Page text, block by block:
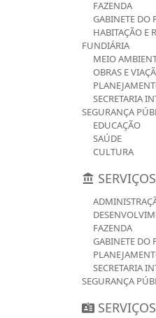
FAZENDA
GABINETE DO
HABITAÇÃO E
FUNDIÁRIA
MEIO
OBRAS E
SECRETARIA
SEGURANÇA
EDUCAÇÃO
SAÚDE
CULTURA
FAZENDA
GABINETE DO
SECRETARIA
SEGURANÇA